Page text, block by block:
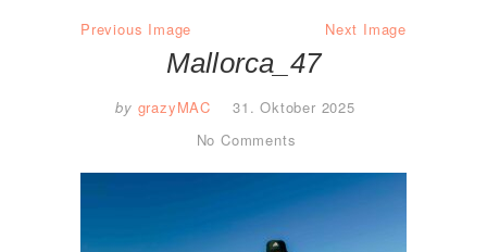
Previous Image Next Image
Mallorca_47
by grazyMAC
31. Oktober 2025
No Comments